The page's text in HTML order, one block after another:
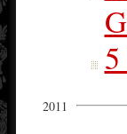
2011